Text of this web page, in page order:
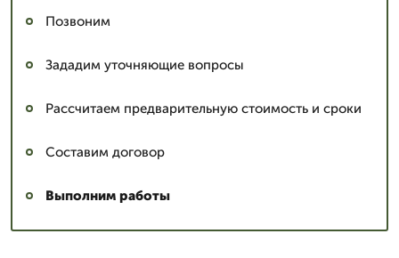
Позвоним
Зададим уточняющие вопросы
Рассчитаем предварительную стоимость и сроки
Составим договор
Выполним работы